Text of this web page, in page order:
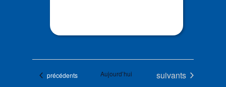
Évènements
précédents Aujourd’hui Évènements
suivants